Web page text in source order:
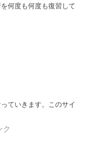
何度も何度も復習して
ていきます。このサイ
ク